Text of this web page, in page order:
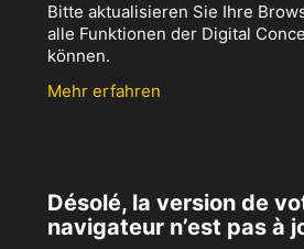
Bitte aktualisieren Sie Ihre
alle Funktionen der Digital
können.
Mehr erfahren
Désolé, la version de
navigateur n’est pas à